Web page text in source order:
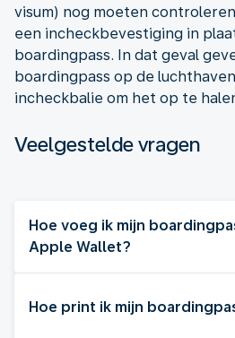
visum) nog moeten
een incheckbevestiging in
boardingpass. In dat geval
boardingpass op de
incheckbalie om het op te
Veelgestelde vragen
Hoe voeg ik mijn
Apple Wallet?
Hoe print ik mijn